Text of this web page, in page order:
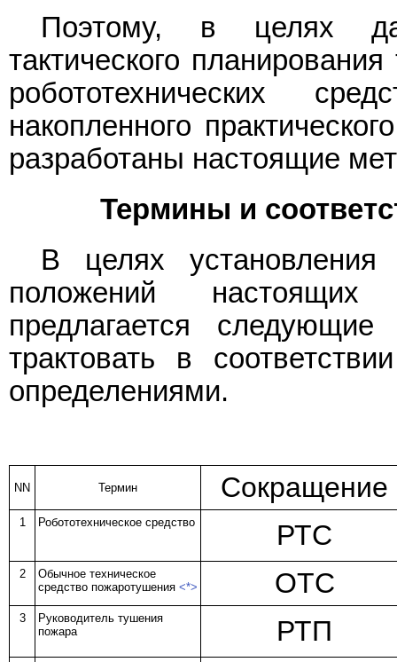
Поэтому, в целях
тактического
робототехнических
накопленного
разработаны настоящие
Термины и
В целях
положений настоящих
предлагается
трактовать в
определениями.
NN Термин Сокращение
1 Робототехническое средство РТС
2
Обычное техническое
средство пожаротушения <*> ОТС
3
Руководитель тушения
пожара
РТП